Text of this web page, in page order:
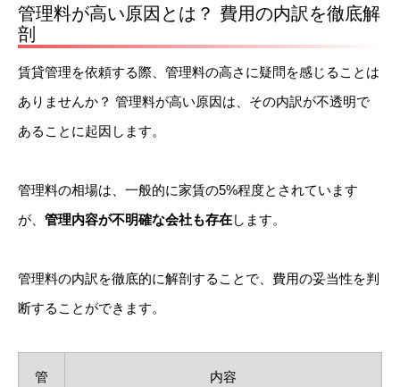
管理料が高い原因とは？ 費用の内訳を徹底解
剖
賃貸管理を依頼する際、管理料の高さに疑問を感じることは
ありませんか？ 管理料が高い原因は、その内訳が不透明で
あることに起因します。
管理料の相場は、一般的に家賃の5%程度とされています
が、 管理内容が不明確な会社も存在します。
管理料の内訳を徹底的に解剖することで、費用の妥当性を判
断することができます。
管
内容